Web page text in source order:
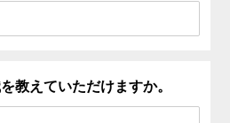
教えていただけますか。